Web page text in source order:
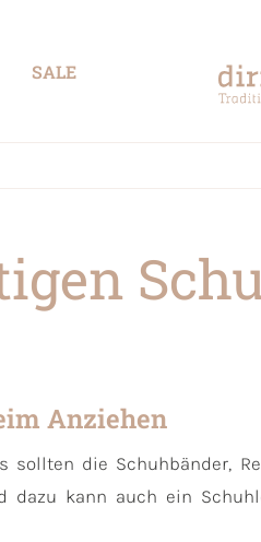
SALE
Anziehen
die Schuhbänder,
dazu kann auch ein